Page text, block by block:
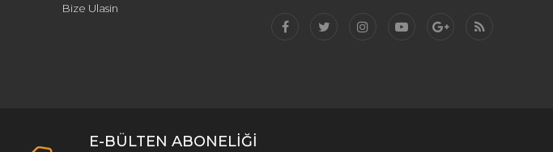
Bize Ulasin
E-BÜLTEN ABONELİĞİ